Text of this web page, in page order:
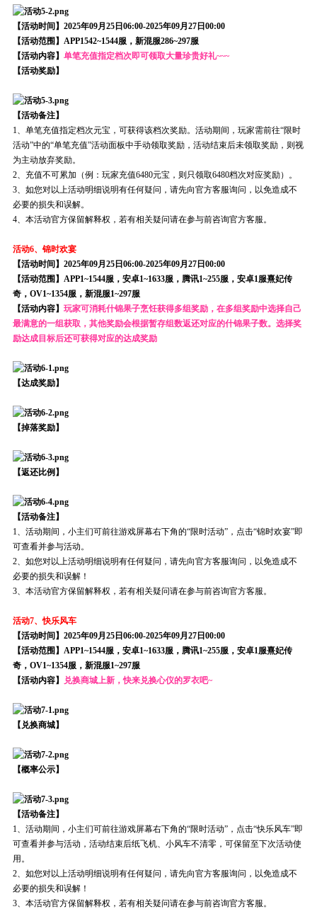
【活动时间】2025年09月25日06:00-2025年09月27日00:00
【活动范围】APP1542~1544服，新混服286~297服
【活动内容】 单笔充值指定档次即可领取大量珍贵好礼~~~
【活动奖励】
【活动备注】
1、单笔充值指定档次元宝，可获得该档次奖励。活动期间，玩家需前往“限时
活动”中的“单笔充值”活动面板中手动领取奖励，活动结束后未领取奖励，则视
为主动放弃奖励。
2、充值不可累加（例：玩家充值6480元宝，则只领取6480档次对应奖励）。
3、如您对以上活动明细说明有任何疑问，请先向官方客服询问，以免造成不
必要的损失和误解。
4、本活动官方保留解释权，若有相关疑问请在参与前咨询官方客服。
活动6、锦时欢宴
【活动时间】2025年09月25日06:00-2025年09月27日00:00
【活动范围】APP1~1544服，安卓1~1633服，腾讯1~255服，安卓1服熹妃传
奇，OV1~1354服，新混服1~297服
【活动内容】 玩家可消耗什锦果子烹饪获得多组奖励，在多组奖励中选择自己
最满意的一组获取，其他奖励会根据暂存组数返还对应的什锦果子数。选择奖
励达成目标后还可获得对应的达成奖励
【达成奖励】
【掉落奖励】
【返还比例】
【活动备注】
1、活动期间，小主们可前往游戏屏幕右下角的“限时活动”，点击“锦时欢宴”即
可查看并参与活动。
2、如您对以上活动明细说明有任何疑问，请先向官方客服询问，以免造成不
必要的损失和误解！
3、本活动官方保留解释权，若有相关疑问请在参与前咨询官方客服。
活动7、快乐风车
【活动时间】2025年09月25日06:00-2025年09月27日00:00
【活动范围】APP1~1544服，安卓1~1633服，腾讯1~255服，安卓1服熹妃传
奇，OV1~1354服，新混服1~297服
【活动内容】
兑换商城上新，快来兑换心仪的罗衣吧~
【兑换商城】
【概率公示】
【活动备注】
1、活动期间，小主们可前往游戏屏幕右下角的“限时活动”，点击“快乐风车”即
可查看并参与活动，活动结束后纸飞机、小风车不清零，可保留至下次活动使
用。
2、如您对以上活动明细说明有任何疑问，请先向官方客服询问，以免造成不
必要的损失和误解！
3、本活动官方保留解释权，若有相关疑问请在参与前咨询官方客服。